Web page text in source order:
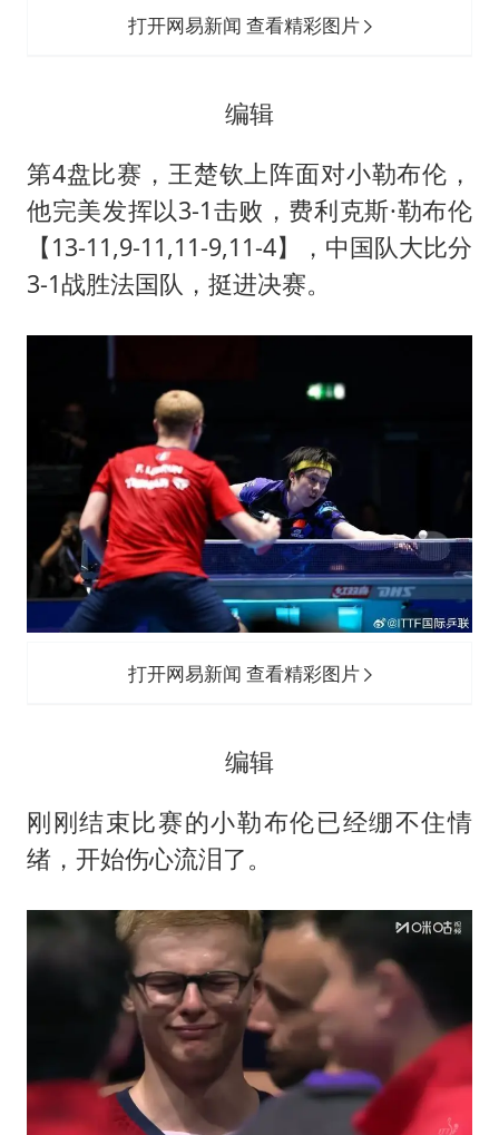
打开网易新闻 查看精彩图片
编辑
第4盘比赛，王楚钦上阵面对小勒布伦 ，
他完美发挥以3-1击败，费利克斯·勒布伦
【13-11,9-11,11-9,11-4】，中国队大比分
3-1战胜法国队，挺进决赛。
打开网易新闻 查看精彩图片
编辑
刚刚结束比赛的小勒布伦已经绷不住情
绪，开始伤心流泪了。